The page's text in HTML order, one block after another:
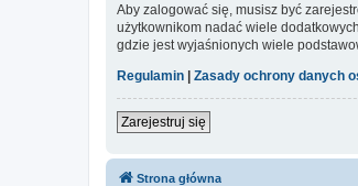
Aby zalogować się, musisz być
użytkownikom nadać wiele
gdzie jest wyjaśnionych wiele
Regulamin | Zasady ochrony danych
Zarejestruj się
Strona główna